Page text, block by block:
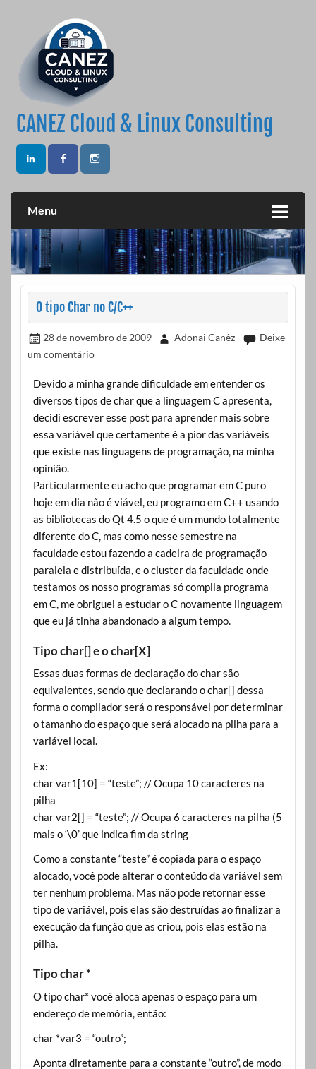
CANEZ Cloud & Linux Consulting
Menu
O tipo Char no C/C++
28 de novembro de 2009 Adonai Canêz
Deixe
um comentário
Devido a minha grande dificuldade em entender os
diversos tipos de char que a linguagem C apresenta,
decidi escrever esse post para aprender mais sobre
essa variável que certamente é a pior das variáveis
que existe nas linguagens de programação, na minha
opinião.
Particularmente eu acho que programar em C puro
hoje em dia não é viável, eu programo em C++ usando
as bibliotecas do Qt 4.5 o que é um mundo totalmente
diferente do C, mas como nesse semestre na
faculdade estou fazendo a cadeira de programação
paralela e distribuída, e o cluster da faculdade onde
testamos os nosso programas só compila programa
em C, me obriguei a estudar o C novamente linguagem
que eu já tinha abandonado a algum tempo.
Tipo char[] e o char[X]
Essas duas formas de declaração do char são
equivalentes, sendo que declarando o char[] dessa
forma o compilador será o responsável por determinar
o tamanho do espaço que será alocado na pilha para a
variável local.
Ex:
char var1[10] = “teste”; // Ocupa 10 caracteres na
pilha
char var2[] = “teste”; // Ocupa 6 caracteres na pilha (5
mais o ‘\0’ que indica fim da string
Como a constante “teste” é copiada para o espaço
alocado, você pode alterar o conteúdo da variável sem
ter nenhum problema. Mas não pode retornar esse
tipo de variável, pois elas são destruídas ao finalizar a
execução da função que as criou, pois elas estão na
pilha.
Tipo char *
O tipo char* você aloca apenas o espaço para um
endereço de memória, então:
char *var3 = “outro”;
Aponta diretamente para a constante “outro”, de modo